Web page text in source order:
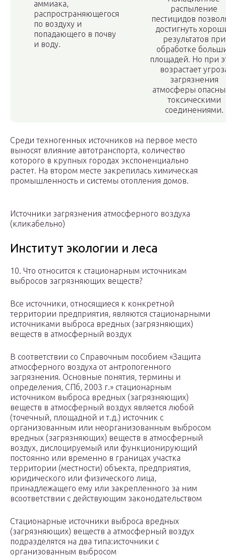
аммиака,
распространяющегося
по воздуху и
попадающего в почву
и воду.
распыление
пестицидов
достигнуть
результатов при
обработке
площадей. Но при
возрастает
загрязнения
атмосферы
токсическими
соединениями.
Среди техногенных источников на первое место
выносят влияние автотранспорта, количество
которого в крупных городах экспоненциально
растет. На втором месте закрепилась химическая
промышленность и системы отопления домов.
Источники загрязнения атмосферного воздуха
(кликабельно)
Институт экологии и леса
10. Что относится к стационарным источникам
выбросов загрязняющих веществ?
Все источники, относящиеся к конкретной
территории предприятия, являются стационарными
источниками выброса вредных (загрязняющих)
веществ в атмосферный воздух
В соответствии со Справочным пособием «Защита
атмосферного воздуха от антропогенного
загрязнения. Основные понятия, термины и
определения, СПб, 2003 г.» стационарным
источником выброса вредных (загрязняющих)
веществ в атмосферный воздух является любой
(точечный, площадной и т.д.) источник с
организованным или неорганизованным выбросом
вредных (загрязняющих) веществ в атмосферный
воздух, дислоцируемый или функционирующий
постоянно или временно в границах участка
территории (местности) объекта, предприятия,
юридического или физического лица,
принадлежащего ему или закрепленного за ним
всоответствии с действующим законодательством
Стационарные источники выброса вредных
(загрязняющих) веществ а атмосферный воздух
подразделятся на два типа:источники с
организованным выбросом